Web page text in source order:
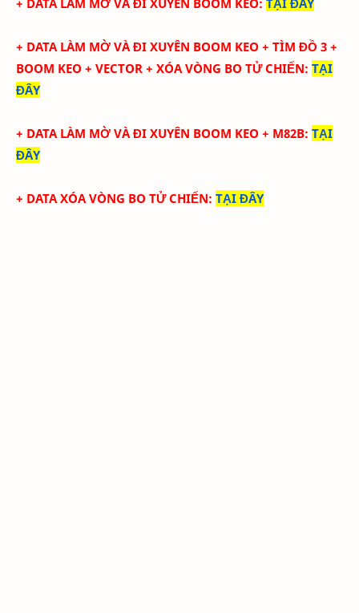
+ DATA LÀM MỜ VÀ ĐI XUYÊN BOOM KEO: TẠI ĐÂY
+ DATA LÀM MỜ VÀ ĐI XUYÊN BOOM KEO + TÌM ĐỒ 3 +
BOOM KEO + VECTOR + XÓA VÒNG BO TỬ CHIẾN: TẠI
ĐÂY
+ DATA LÀM MỜ VÀ ĐI XUYÊN BOOM KEO + M82B: TẠI
ĐÂY
+ DATA XÓA VÒNG BO TỬ CHIẾN: TẠI ĐÂY